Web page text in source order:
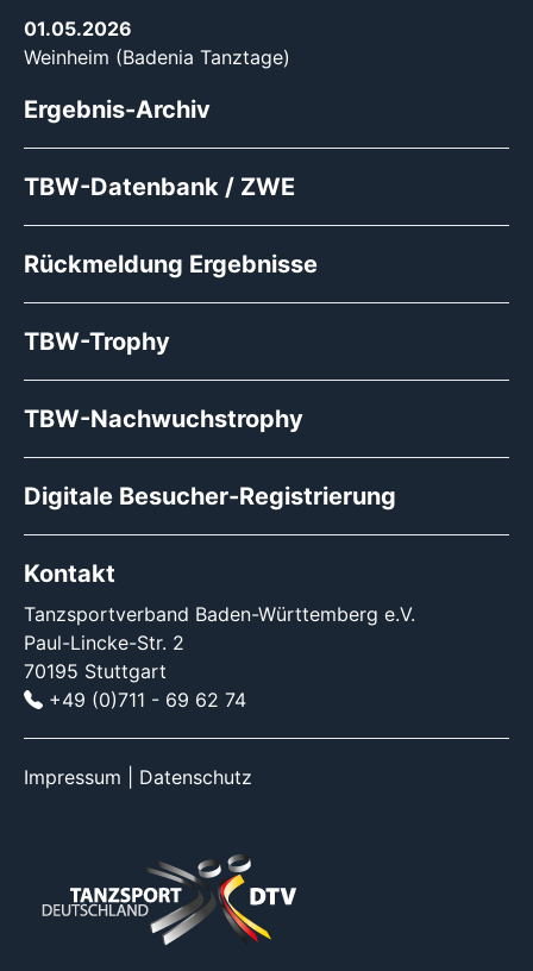
01.05.2026
Weinheim (Badenia Tanztage)
Ergebnis-Archiv
TBW-Datenbank / ZWE
Rückmeldung Ergebnisse
TBW-Trophy
TBW-Nachwuchstrophy
Digitale Besucher-Registrierung
Kontakt
Tanzsportverband Baden-Württemberg e.V.
Paul-Lincke-Str. 2
70195 Stuttgart
+49 (0)711 - 69 62 74
Impressum Datenschutz